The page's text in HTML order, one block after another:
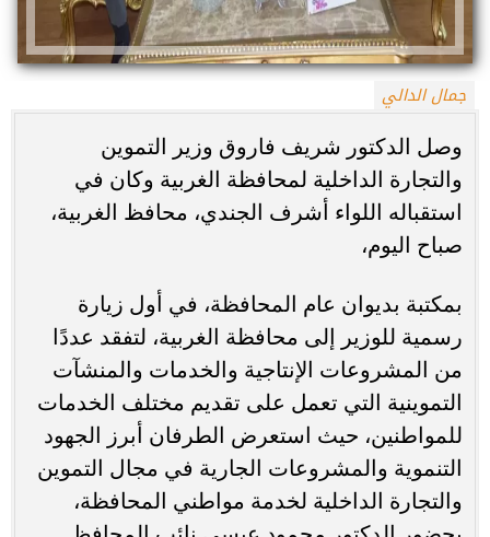
جمال الدالي
وصل الدكتور شريف فاروق وزير التموين
والتجارة الداخلية لمحافظة الغربية وكان في
استقباله اللواء أشرف الجندي، محافظ الغربية،
صباح اليوم،
بمكتبة بديوان عام المحافظة، في أول زيارة
رسمية للوزير إلى محافظة الغربية، لتفقد عددًا
من المشروعات الإنتاجية والخدمات والمنشآت
التموينية التي تعمل على تقديم مختلف الخدمات
للمواطنين، حيث استعرض الطرفان أبرز الجهود
التنموية والمشروعات الجارية في مجال التموين
والتجارة الداخلية لخدمة مواطني المحافظة،